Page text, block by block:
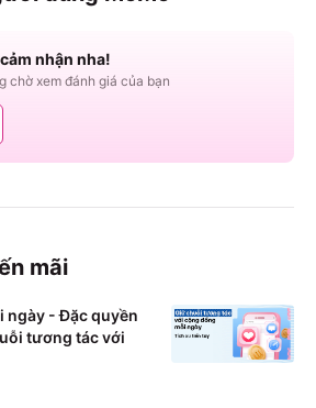
nhận nha!
chờ xem đánh giá của bạn
mãi
ngày - Đặc quyền
tương tác với